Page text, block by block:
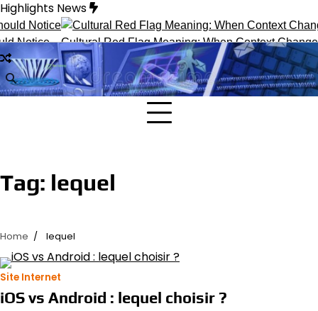
Skip
to
content
Highlights News
Notice Cultural Red Flag Meaning: When Context
Tag: lequel
Home lequel
Site Internet
iOS vs Android : lequel choisir ?